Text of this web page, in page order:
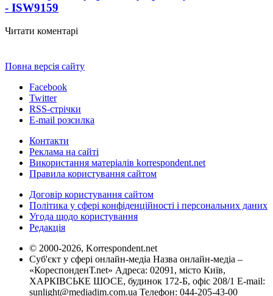
- ISW9159
Читати коментарі
Повна версія сайту
Facebook
Twitter
RSS-стрічки
E-mail розсилка
Контакти
Реклама на сайті
Використання матеріалів korrespondent.net
Правила користування сайтом
Договір користування сайтом
Політика у сфері конфіденційності і персональних даних
Угода щодо користування
Редакція
© 2000-2026, Korrespondent.net
Суб'єкт у сфері онлайн-медіа Назва онлайн-медіа –
«КореспонденТ.net» Адреса: 02091, місто Київ,
ХАРКІВСЬКЕ ШОСЕ, будинок 172-Б, офіс 208/1 E-mail:
sunlight@mediadim.com.ua Телефон: 044-205-43-00